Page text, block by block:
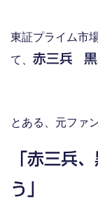
東証プライム市
て、 赤三兵
とある、元ファ
「赤三兵
う」